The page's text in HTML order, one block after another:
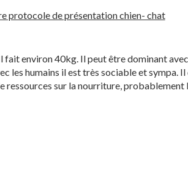
protocole de présentation chien- chat
fait environ 40kg. Il peut être dominant
les humains il est très sociable et sympa.
ressources sur la nourriture, probablement